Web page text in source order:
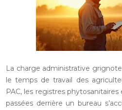
La charge administrative
le temps de travail des
PAC, les registres
passées derrière un bureau